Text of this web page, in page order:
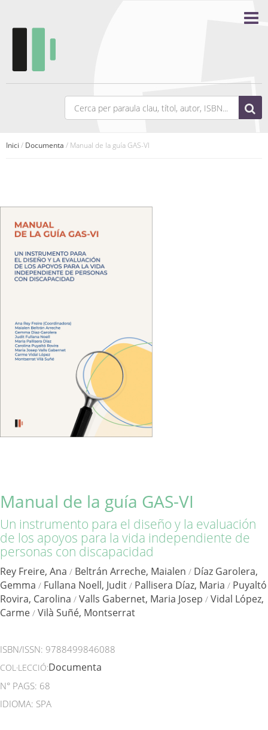
Inici / Documenta / Manual de la guía GAS-VI
Manual de la guía GAS-VI
Un instrumento para el diseño y la evaluación
de los apoyos para la vida independiente de
personas con discapacidad
Rey Freire, Ana / Beltrán Arreche, Maialen / Díaz Garolera,
Gemma / Fullana Noell, Judit / Pallisera Díaz, Maria / Puyaltó
Rovira, Carolina / Valls Gabernet, Maria Josep / Vidal López,
Carme / Vilà Suñé, Montserrat
ISBN/ISSN: 9788499846088
COL·LECCIÓ:Documenta
N° PAGS: 68
IDIOMA: SPA